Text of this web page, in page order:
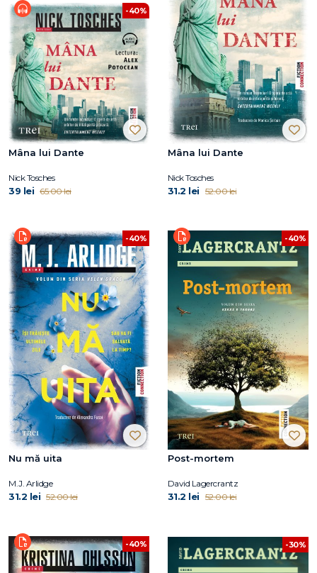
-40%
Mâna lui Dante
Nick Tosches
39 lei 65.00 lei
Mâna lui Dante
Nick Tosches
31.2 lei 52.00 lei
-40%
Nu mă uita
M.J. Arlidge
31.2 lei 52.00 lei
-40%
Post-mortem
David Lagercrantz
31.2 lei 52.00 lei
-40% -30%